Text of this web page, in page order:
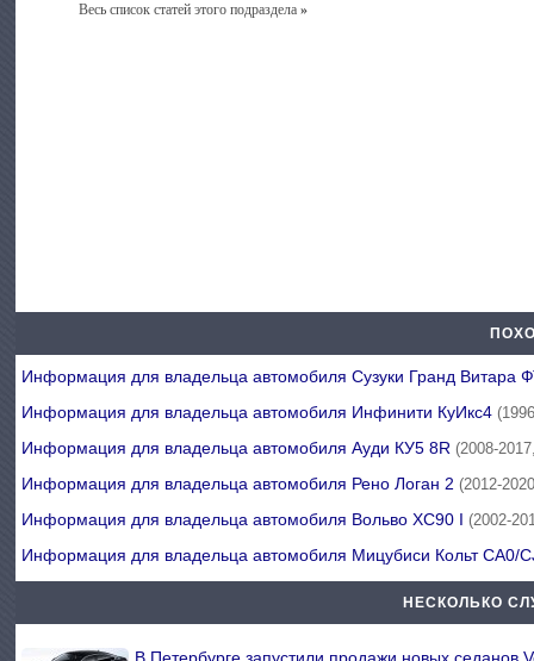
Весь список статей этого подраздела»
Информация для владельца автомобиля Сузуки Гранд Витара
Информация для владельца автомобиля Инфинити КуИкс4
Информация для владельца автомобиля Ауди КУ5 8R(2008-
Информация для владельца автомобиля Рено Логан 2(2012-
Информация для владельца автомобиля Вольво ХС90 I(2002-
Информация для владельца автомобиля Мицубиси Кольт СА0/
НЕСКОЛЬКО